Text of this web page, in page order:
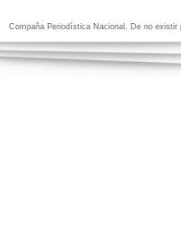
Compaña Periodística Nacional. De no